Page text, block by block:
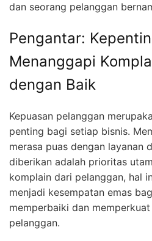
dan seorang pelanggan
Pengantar:
Menanggapi
dengan Baik
Kepuasan pelanggan
penting bagi setiap bisnis.
merasa puas dengan layanan
diberikan adalah prioritas
komplain dari pelanggan, hal
menjadi kesempatan emas
memperbaiki dan
pelanggan.